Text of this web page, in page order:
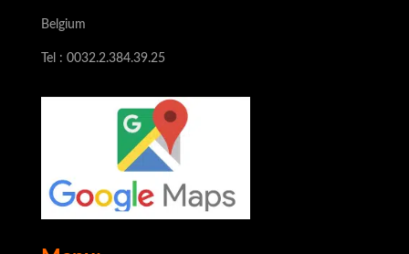
Belgium
Tel : 0032.2.384.39.25